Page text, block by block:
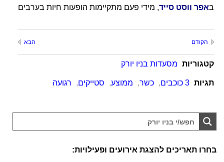
באפר ווסט סייד, מידי פעם מתקיימות הופעות חיות בערבים
הקודם הבא
קטגוריות מסעדות בניו יורק
תגיות 3 כוכבים , כשר, ממוצע, סטייקים, רגועה
בחרו תאריכים להצגת אירועים ופעילויות: